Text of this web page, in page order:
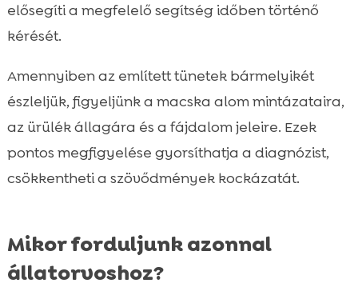
elősegíti a megfelelő segítség időben történő
kérését.
Amennyiben az említett tünetek bármelyikét
észleljük, figyeljünk a macska alom mintázataira,
az ürülék állagára és a fájdalom jeleire. Ezek
pontos megfigyelése gyorsíthatja a diagnózist,
csökkentheti a szövődmények kockázatát.
Mikor forduljunk azonnal
állatorvoshoz?